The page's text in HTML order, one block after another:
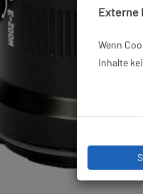
Externe
Wenn
Inhalte